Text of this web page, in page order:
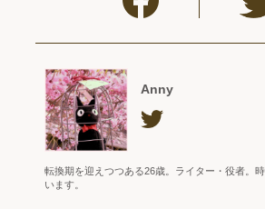
Anny
転換期を迎えつつある26歳。ライター・役者。
います。